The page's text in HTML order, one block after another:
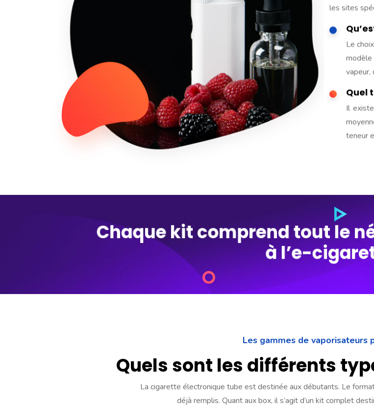
les sites
Le
vapeur,
Quel
Il
teneur
Chaque kit comprend tout le
à l’e-
Les gammes de vaporisateurs
Quels sont les différents
La cigarette électronique tube est destinée aux débutants. Le
déjà remplis. Quant aux box, il s’agit d’un kit complet